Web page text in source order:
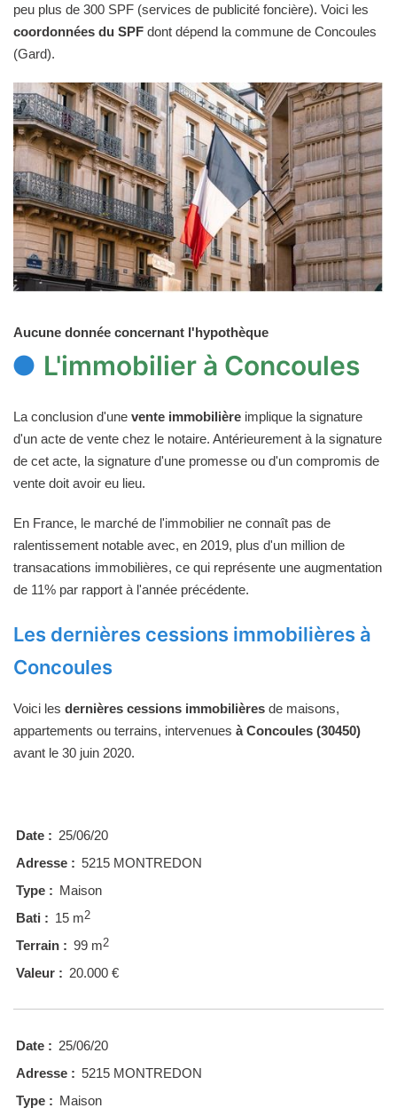
peu plus de 300 SPF (services de publicité foncière). Voici les
coordonnées du SPF dont dépend la commune de Concoules
(Gard).
Aucune donnée concernant l'hypothèque
L'immobilier à Concoules
La conclusion d'une vente immobilière implique la signature
d'un acte de vente chez le notaire. Antérieurement à la signature
de cet acte, la signature d'une promesse ou d'un compromis de
vente doit avoir eu lieu.
En France, le marché de l'immobilier ne connaît pas de
ralentissement notable avec, en 2019, plus d'un million de
transacations immobilières, ce qui représente une augmentation
de 11% par rapport à l'année précédente.
Les dernières cessions immobilières à
Concoules
Voici les dernières cessions immobilières de maisons,
appartements ou terrains, intervenues à Concoules (30450)
avant le 30 juin 2020.
Date : 25/06/20
Adresse : 5215 MONTREDON
Type : Maison
Bati : 15 m2
Terrain : 99 m2
Valeur : 20.000 €
Date : 25/06/20
Adresse : 5215 MONTREDON
Type : Maison